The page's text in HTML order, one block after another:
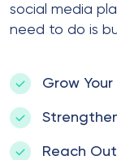
social media
need to do is
Grow
Reach